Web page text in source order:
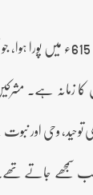
ہے۔
توحید، وحی
جاتے